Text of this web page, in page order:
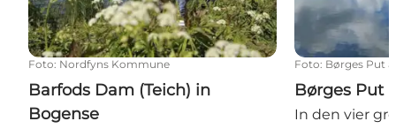
Foto: Nordfyns Kommune
Barfods Dam (Teich) in
Bogense
Foto: Børges Put
Børges Put
In den vier